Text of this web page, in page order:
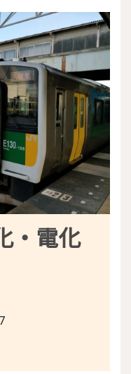
・電化